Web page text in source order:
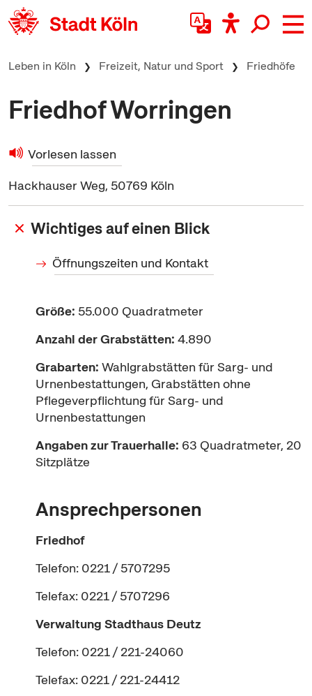
zum Inhalt springen
Leben in Köln Freizeit, Natur und Sport Friedhöfe
Friedhof Worringen
Vorlesen lassen
Hackhauser Weg, 50769 Köln
Wichtiges auf einen Blick
Öffnungszeiten und Kontakt
Größe: 55.000 Quadratmeter
Anzahl der Grabstätten: 4.890
Grabarten:Wahlgrabstätten für Sarg- und
Urnenbestattungen, Grabstätten ohne
Pflegeverpflichtung für Sarg- und
Urnenbestattungen
Angaben zur Trauerhalle: 63 Quadratmeter, 20
Sitzplätze
Ansprechpersonen
Friedhof
Telefon: 0221 / 5707295
Telefax: 0221 / 5707296
Verwaltung Stadthaus Deutz
Telefon: 0221 / 221-24060
Telefax: 0221 / 221-24412